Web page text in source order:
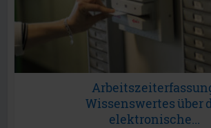
Wissenswertes über
elektronische...